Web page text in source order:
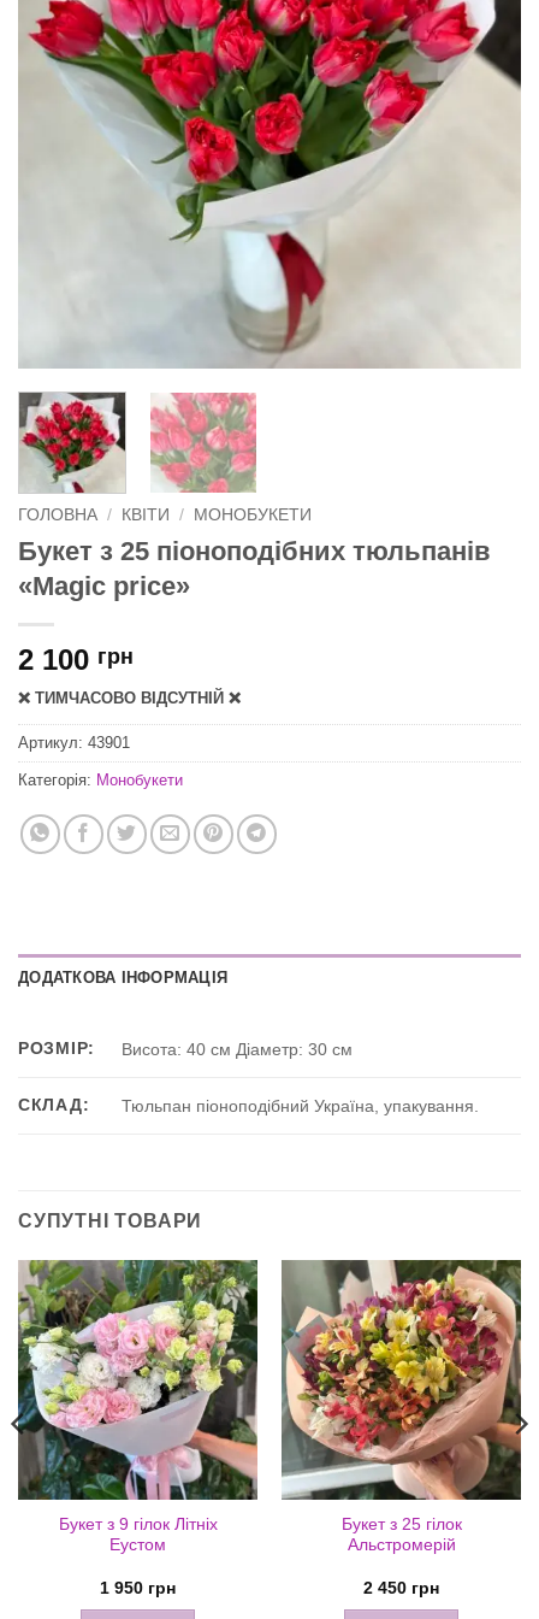
ГОЛОВНА / КВІТИ / МОНОБУКЕТИ
Букет з 25 піоноподібних тюльпанів
«Magic price»
2 100 грн
❌ ТИМЧАСОВО ВІДСУТНІЙ ❌
Артикул: 43901
Категорія: Монобукети
ДОДАТКОВА ІНФОРМАЦІЯ
РОЗМІР: Висота: 40 см Діаметр: 30 см
СКЛАД: Тюльпан піоноподібний Україна, упакування.
СУПУТНІ ТОВАРИ
Букет з 9 гілок Літніх
Еустом
1 950 грн
Букет з 25 гілок
Альстромерій
2 450 грн